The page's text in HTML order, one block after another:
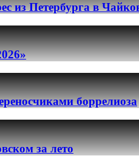
из Петербурга в
боррелиоза
за лето